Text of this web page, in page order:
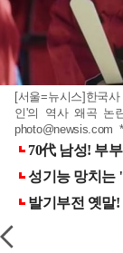
[서울=뉴시스]한국
인'의 역사 왜곡 논
photo@newsis.com